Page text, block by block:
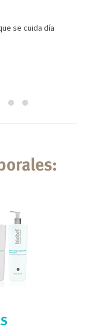
se cuida día